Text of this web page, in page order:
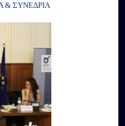
& ΣΥΝΕΔΡΙΑ